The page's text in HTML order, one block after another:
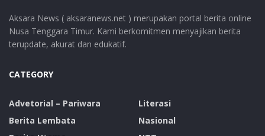
Aksara News ( aksaranews.net ) merupakan portal berita online
Nusa Tenggara Timur. Kami berkomitmen menyajikan berita
terupdate, akurat dan edukatif.
CATEGORY
Advetorial – Pariwara
Berita Lembata
Literasi
Nasional